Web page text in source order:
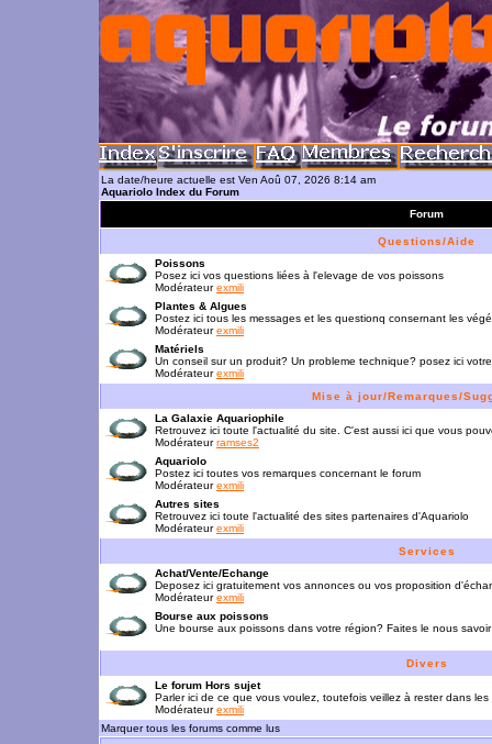
La date/heure actuelle est Ven Aoû 07, 2026 8:14 am
Aquariolo Index du Forum
Forum
Questions/Aide
Poissons
Posez ici vos questions liées à l'elevage de vos poissons
Modérateurexmili
Plantes & Algues
Postez ici tous les messages et les questionq consernant les
Modérateurexmili
Matériels
Un conseil sur un produit? Un probleme technique? posez ici
Modérateurexmili
Mise à jour/Remarques/
La Galaxie Aquariophile
Retrouvez ici toute l'actualité du site. C'est aussi ici que vous
Modérateurramses2
Aquariolo
Postez ici toutes vos remarques concernant le forum
Modérateurexmili
Autres sites
Retrouvez ici toute l'actualité des sites partenaires d'Aquariolo
Modérateurexmili
Services
Achat/Vente/Echange
Deposez ici gratuitement vos annonces ou vos proposition
Modérateurexmili
Bourse aux poissons
Une bourse aux poissons dans votre région? Faites le nous savoir
Divers
Le forum Hors sujet
Parler ici de ce que vous voulez, toutefois veillez à rester dans les
Modérateurexmili
Marquer tous les forums comme lus